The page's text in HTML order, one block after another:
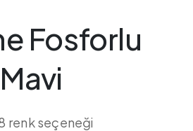
Fosforlu
renk seçeneği